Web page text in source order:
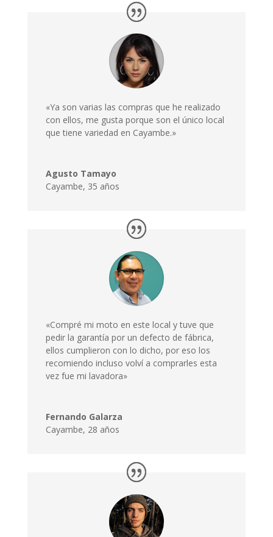
«Ya son varias las compras que he realizado
con ellos, me gusta porque son el único local
que tiene variedad en Cayambe.»
Agusto Tamayo
Cayambe, 35 años
«Compré mi moto en este local y tuve que
pedir la garantía por un defecto de fábrica,
ellos cumplieron con lo dicho, por eso los
recomiendo incluso volví a comprarles esta
vez fue mi lavadora»
Fernando Galarza
Cayambe, 28 años